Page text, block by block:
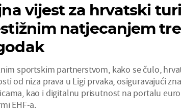
vijest za hrvatski
natjecanjem
sportskim partnerstvom, kako se čulo,
od niza prava u Ligi prvaka, osiguravajući
kao i digitalnu prisutnost na portalu
EHF-a.